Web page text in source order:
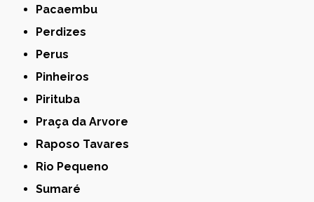
Pacaembu
Perdizes
Perus
Pinheiros
Pirituba
Praça da Arvore
Raposo Tavares
Rio Pequeno
Sumaré